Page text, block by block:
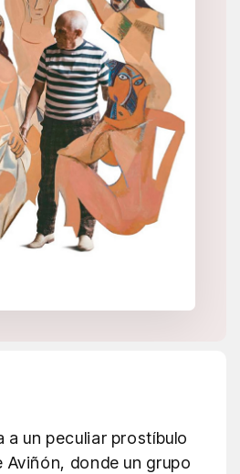
a un peculiar prostíbulo
Aviñón, donde un grupo